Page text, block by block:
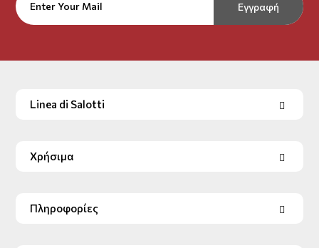
Εγγραφή
Linea di Salotti
Χρήσιμα
Πληροφορίες